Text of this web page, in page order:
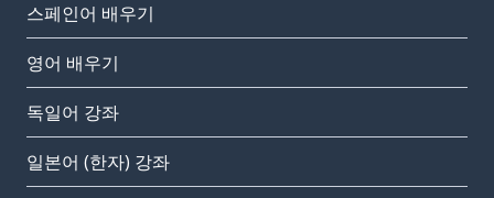
스페인어 배우기
영어 배우기
독일어 강좌
일본어 (한자) 강좌